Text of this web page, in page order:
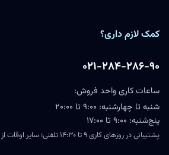
کمک لازم داری؟
۰۲۱-۲۸۴-۲۸۶-۹۰
ساعات کاری واحد فروش:
شنبه تا چهارشنبه: ۹:۰۰ تا ۲۰:۰۰
پنج‌شنبه: ۹:۰۰ تا ۱۷:۰۰
پشتیبانی در روزهای کاری ۹ تا ۱۴:۳۰ تلفنی؛ سایر اوقات از طریق تلگرام، واتساپ و ایتا.